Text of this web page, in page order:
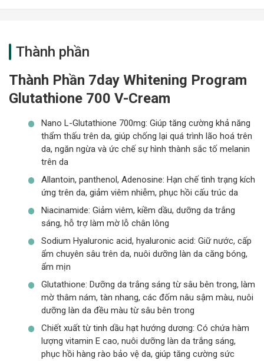
Thành phần
Thành Phần 7day Whitening Program
Glutathione 700 V-Cream
Nano L-Glutathione 700mg: Giúp tăng cường khả năng
thẩm thấu trên da, giúp chống lại quá trình lão hoá trên
da, ngăn ngừa và ức chế sự hình thành sắc tố melanin
trên da
Allantoin, panthenol, Adenosine: Hạn chế tình trạng kích
ứng trên da, giảm viêm nhiễm, phục hồi cấu trúc da
Niacinamide: Giảm viêm, kiềm dầu, dưỡng da trắng
sáng, hỗ trợ làm mờ lỗ chân lông
Sodium Hyaluronic acid, hyaluronic acid: Giữ nước, cấp
ẩm chuyên sâu trên da, nuôi dưỡng làn da căng bóng,
ẩm mịn
Glutathione: Dưỡng da trắng sáng từ sâu bên trong, làm
mờ thâm nám, tàn nhang, các đốm nâu sậm màu, nuôi
dưỡng làn da đều màu từ sâu bên trong
Chiết xuất từ tinh dầu hạt hướng dương: Có chứa hàm
lượng vitamin E cao, nuôi dưỡng làn da trắng sáng,
phục hồi hàng rào bảo vệ da, giúp tăng cường sức